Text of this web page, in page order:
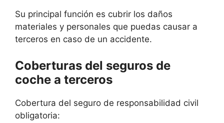
Su principal función es cubrir los daños
materiales y personales que puedas causar a
terceros en caso de un accidente.
Coberturas del seguros de
coche a terceros
Cobertura del seguro de responsabilidad civil
obligatoria: